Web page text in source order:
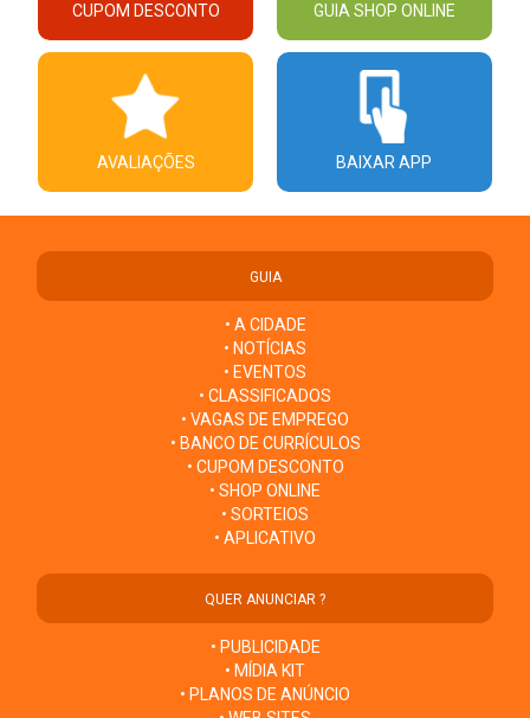
CUPOM DESCONTO GUIA SHOP ONLINE
AVALIAÇÕES BAIXAR APP
GUIA
• A CIDADE
• NOTÍCIAS
• EVENTOS
• CLASSIFICADOS
• VAGAS DE EMPREGO
• BANCO DE CURRÍCULOS
• CUPOM DESCONTO
• SHOP ONLINE
• SORTEIOS
• APLICATIVO
QUER ANUNCIAR ?
• PUBLICIDADE
• MÍDIA KIT
• PLANOS DE ANÚNCIO